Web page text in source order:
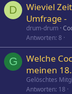
D
Wieviel
Umfrage -
drum-drum
Antworten 8
G
Welche
meinen 18.
Gelöschtes
Antworten 18